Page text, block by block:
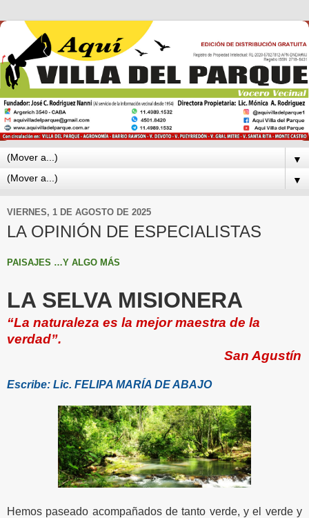
▼
▼
VIERNES, 1 DE AGOSTO DE 2025
LA OPINIÓN DE ESPECIALISTAS
PAISAJES …Y ALGO MÁS
LA SELVA MISIONERA
“La naturaleza es la mejor maestra de la
verdad”.
San Agustín
Escribe: Lic. FELIPA MARÍA DE ABAJO
Hemos paseado acompañados de tanto verde, y el verde y